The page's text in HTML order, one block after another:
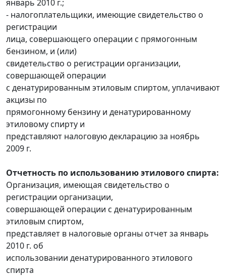
январь 2010 г.;
- налогоплательщики, имеющие свидетельство о
регистрации
лица, совершающего операции с прямогонным
бензином, и (или)
свидетельство о регистрации организации,
совершающей операции
с денатурированным этиловым спиртом, уплачивают
акцизы по
прямогонному бензину и денатурированному
этиловому спирту и
представляют налоговую декларацию за ноябрь
2009 г.
Отчетность по использованию этилового спирта:
Организация, имеющая свидетельство о
регистрации организации,
совершающей операции с денатурированным
этиловым спиртом,
представляет в налоговые органы отчет за январь
2010 г. об
использовании денатурированного этилового
спирта